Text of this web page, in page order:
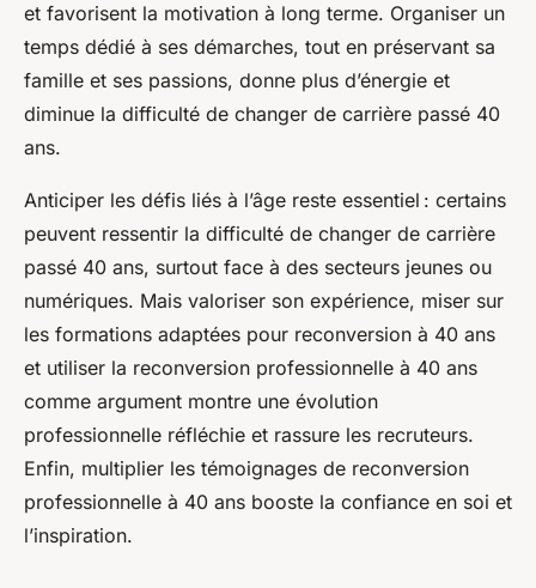
et favorisent la motivation à long terme. Organiser un
temps dédié à ses démarches, tout en préservant sa
famille et ses passions, donne plus d’énergie et
diminue la difficulté de changer de carrière passé 40
ans.
Anticiper les défis liés à l’âge reste essentiel : certains
peuvent ressentir la difficulté de changer de carrière
passé 40 ans, surtout face à des secteurs jeunes ou
numériques. Mais valoriser son expérience, miser sur
les formations adaptées pour reconversion à 40 ans
et utiliser la reconversion professionnelle à 40 ans
comme argument montre une évolution
professionnelle réfléchie et rassure les recruteurs.
Enfin, multiplier les témoignages de reconversion
professionnelle à 40 ans booste la confiance en soi et
l’inspiration.